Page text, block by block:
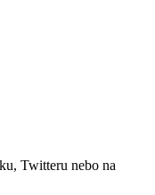
Twitteru nebo na